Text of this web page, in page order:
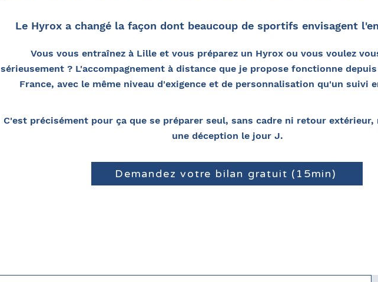
Le Hyrox a changé la façon dont beaucoup de sportifs envisagent
Vous vous entraînez à Lille et vous préparez un Hyrox ou vous voulez
sérieusement ? L'accompagnement à distance que je propose fonctionne
France, avec le même niveau d'exigence et de personnalisation qu'un suivi
C'est précisément pour ça que se préparer seul, sans cadre ni retour extérieur,
une déception le jour J.
Demandez votre bilan gratuit (15min)